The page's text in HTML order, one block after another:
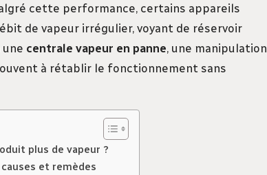
cette performance, certains appareils
de vapeur irrégulier, voyant de réservoir
centrale vapeur en panne, une manipulation
à rétablir le fonctionnement sans
plus de vapeur ?
et remèdes